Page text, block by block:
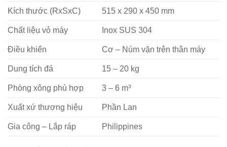
Kích thước (RxSxC) 515 x 290 x 450 mm
Chất liệu vỏ máy Inox SUS 304
Điều khiển Cơ – Núm vặn trên thân máy
Dung tích đá 15 – 20 kg
Phòng xông phù hợp 3 – 6 m³
Xuất xứ thương hiệu Phần Lan
Gia công – Lắp ráp Philippines